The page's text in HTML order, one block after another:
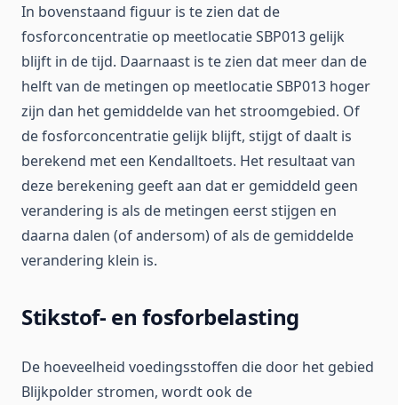
In bovenstaand figuur is te zien dat de
fosforconcentratie op meetlocatie SBP013 gelijk
blijft in de tijd. Daarnaast is te zien dat meer dan de
helft van de metingen op meetlocatie SBP013 hoger
zijn dan het gemiddelde van het stroomgebied. Of
de fosforconcentratie gelijk blijft, stijgt of daalt is
berekend met een Kendalltoets. Het resultaat van
deze berekening geeft aan dat er gemiddeld geen
verandering is als de metingen eerst stijgen en
daarna dalen (of andersom) of als de gemiddelde
verandering klein is.
Stikstof- en fosforbelasting
De hoeveelheid voedingsstoffen die door het gebied
Blijkpolder stromen, wordt ook de